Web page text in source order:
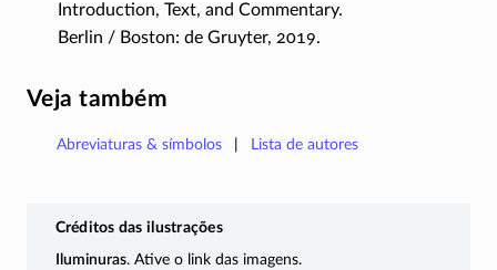
Introduction, Text, and Commentary.
Berlin / Boston: de Gruyter, 2019.
Veja também
Abreviaturas & símbolos Lista de autores
Créditos das ilustrações
Iluminuras. Ative o link das imagens.